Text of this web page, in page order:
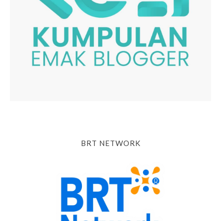
BRT NETWORK